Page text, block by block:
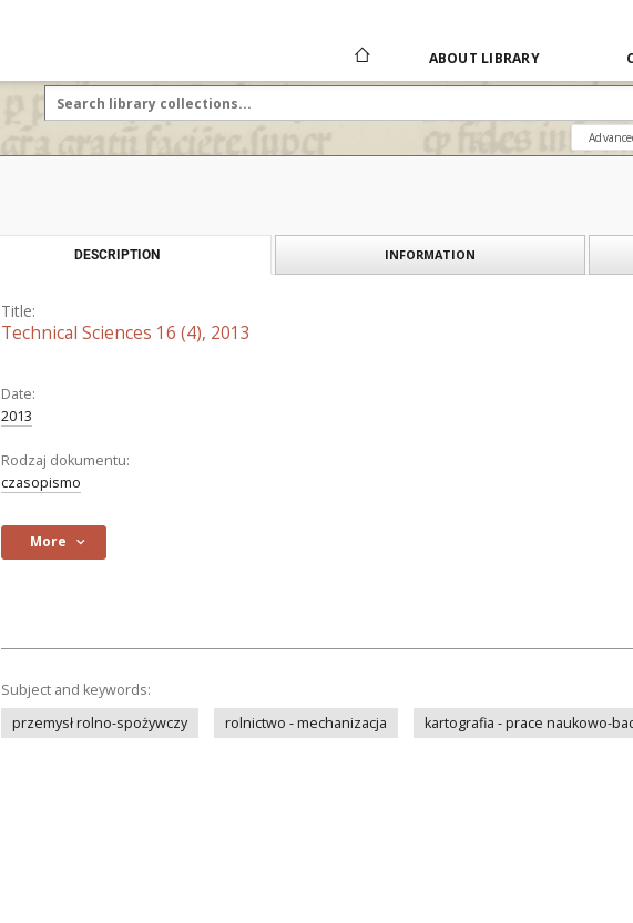
ABOUT LIBRARY
DESCRIPTION INFORMATION
Title:
Technical Sciences 16 (4), 2013
Date:
2013
Rodzaj dokumentu:
czasopismo
More
Subject and keywords:
przemysł rolno-spożywczy
rolnictwo - mechanizacja kartografia - prace naukowo-